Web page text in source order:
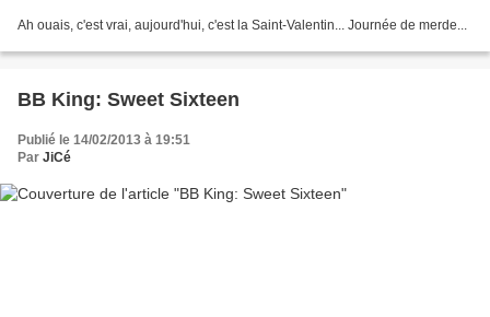
Ah ouais, c'est vrai, aujourd'hui, c'est la Saint-Valentin... Journée de merde...
BB King: Sweet Sixteen
Publié le 14/02/2013 à 19:51
Par JiCé